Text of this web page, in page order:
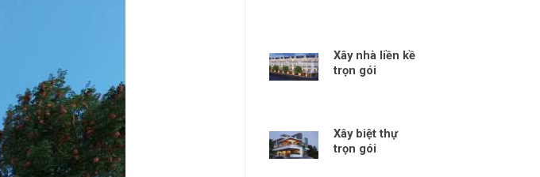
Xây nhà liền kề
trọn gói
Xây biệt thự
trọn gói